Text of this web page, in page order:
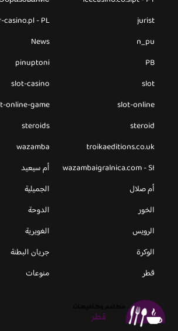
jurist
casino.pl - PL
n_pu
News
PB
pinuptoni
slot
slot-casino
slot-online
online-game
steroid
steroids
troikaeditions.co.uk
wazamba
wazambaigralnica.com - SI
أم سيعيد
أم صلال
الجميلية
الخور
الدوحة
الرويس
الغويرية
الوكرة
جريان البطنة
قطر
منوعات